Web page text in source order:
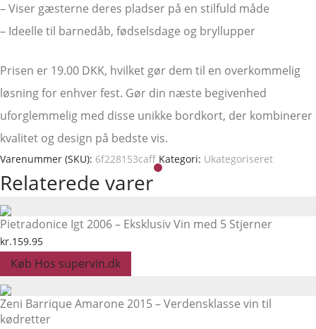
– Viser gæsterne deres pladser på en stilfuld måde
– Ideelle til barnedåb, fødselsdage og bryllupper
Prisen er 19.00 DKK, hvilket gør dem til en overkommelig
løsning for enhver fest. Gør din næste begivenhed
uforglemmelig med disse unikke bordkort, der kombinerer
kvalitet og design på bedste vis.
Varenummer (SKU): 6f228153caff Kategori: Ukategoriseret
Relaterede varer
Pietradonice Igt 2006 – Eksklusiv Vin med 5 Stjerner
kr.159.95
Køb Hos supervin.dk
Zeni Barrique Amarone 2015 – Verdensklasse vin til
kødretter